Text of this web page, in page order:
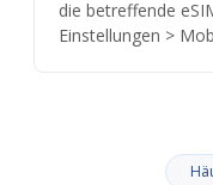
die betreffende
Einstellungen >